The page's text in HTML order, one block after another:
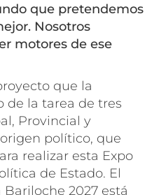
que pretendemos
Nosotros
motores de ese
que la
de la tarea de tres
Provincial y
político, que
realizar esta Expo
de Estado. El
2027 está